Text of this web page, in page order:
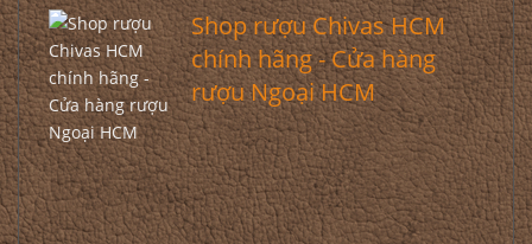
Shop rượu Chivas HCM
chính hãng - Cửa hàng
rượu Ngoại HCM